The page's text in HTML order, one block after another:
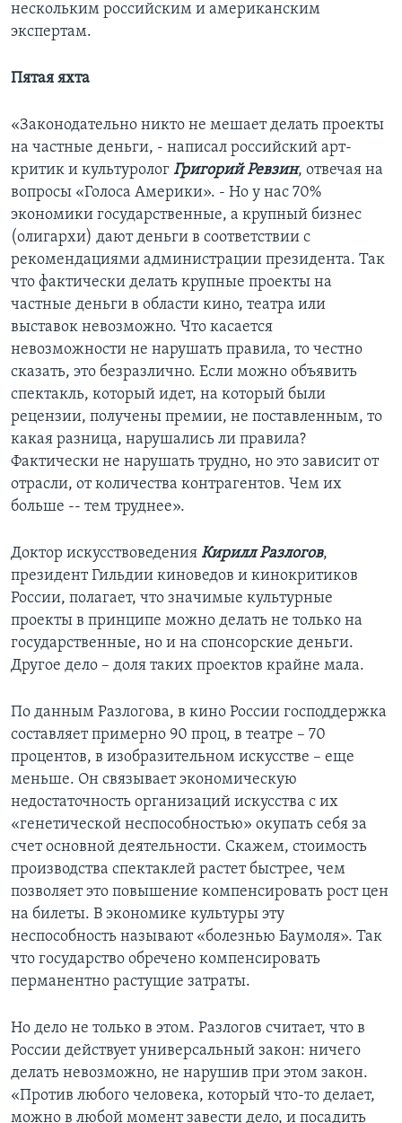
нескольким российским и американским
экспертам.
Пятая яхта
«Законодательно никто не мешает делать проекты
на частные деньги, - написал российский арт-
критик и культуролог Григорий Ревзин, отвечая на
вопросы «Голоса Америки». - Но у нас 70%
экономики государственные, а крупный бизнес
(олигархи) дают деньги в соответствии с
рекомендациями администрации президента. Так
что фактически делать крупные проекты на
частные деньги в области кино, театра или
выставок невозможно. Что касается
невозможности не нарушать правила, то честно
сказать, это безразлично. Если можно объявить
спектакль, который идет, на который были
рецензии, получены премии, не поставленным, то
какая разница, нарушались ли правила?
Фактически не нарушать трудно, но это зависит от
отрасли, от количества контрагентов. Чем их
больше -- тем труднее».
Доктор искусствоведения Кирилл Разлогов,
президент Гильдии киноведов и кинокритиков
России, полагает, что значимые культурные
проекты в принципе можно делать не только на
государственные, но и на спонсорские деньги.
Другое дело – доля таких проектов крайне мала.
По данным Разлогова, в кино России господдержка
составляет примерно 90 проц, в театре – 70
процентов, в изобразительном искусстве – еще
меньше. Он связывает экономическую
недостаточность организаций искусства с их
«генетической неспособностью» окупать себя за
счет основной деятельности. Скажем, стоимость
производства спектаклей растет быстрее, чем
позволяет это повышение компенсировать рост цен
на билеты. В экономике культуры эту
неспособность называют «болезнью Баумоля». Так
что государство обречено компенсировать
перманентно растущие затраты.
Но дело не только в этом. Разлогов считает, что в
России действует универсальный закон: ничего
делать невозможно, не нарушив при этом закон.
«Против любого человека, который что-то делает,
можно в любой момент завести дело, и посадить